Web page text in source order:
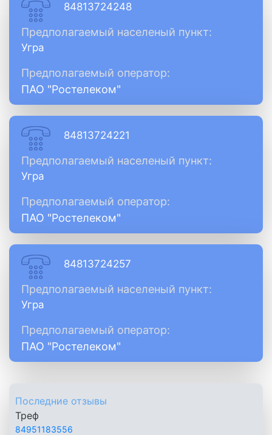
84813724248
Предполагаемый населеный пункт:
Угра
Предполагаемый оператор:
ПАО "Ростелеком"
84813724221
Предполагаемый населеный пункт:
Угра
Предполагаемый оператор:
ПАО "Ростелеком"
84813724257
Предполагаемый населеный пункт:
Угра
Предполагаемый оператор:
ПАО "Ростелеком"
Последние отзывы
Треф
84951183556